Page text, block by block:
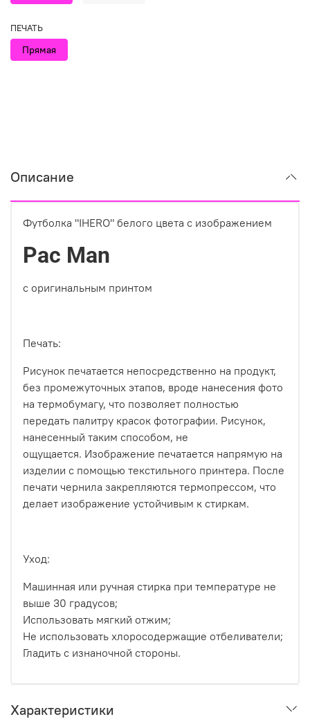
ПЕЧАТЬ
Прямая
Описание
Футболка "IHERO" белого цвета с изображением
Pac Man
с оригинальным принтом
Печать:
Рисунок печатается непосредственно на продукт,
без промежуточных этапов, вроде нанесения фото
на термобумагу, что позволяет полностью
передать палитру красок фотографии. Рисунок,
нанесенный таким способом, не
ощущается. Изображение печатается напрямую на
изделии с помощью текстильного принтера. После
печати чернила закрепляются термопрессом, что
делает изображение устойчивым к стиркам.
Уход:
Машинная или ручная стирка при температуре не
выше 30 градусов;
Использовать мягкий отжим;
Не использовать хлоросодержащие отбеливатели;
Гладить с изнаночной стороны.
Характеристики